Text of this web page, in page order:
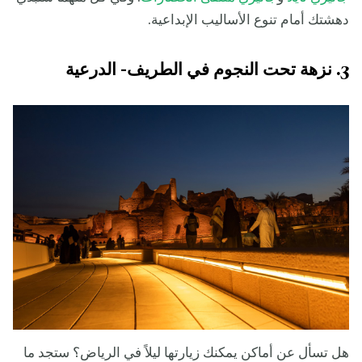
دهشتك أمام تنوع الأساليب الإبداعية.
3. نزهة تحت النجوم في الطريف- الدرعية
هل تسأل عن أماكن يمكنك زيارتها ليلاً في الرياض؟ ستجد ما